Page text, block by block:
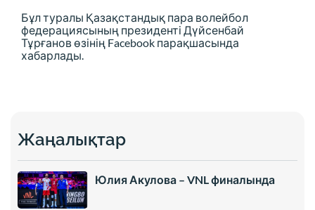
Бұл туралы Қазақстандық пара волейбол
федерациясының президенті Дүйсенбай
Тұрғанов өзінің Facebook парақшасында
хабарлады.
Жаңалықтар
Юлия Акулова – VNL финалында